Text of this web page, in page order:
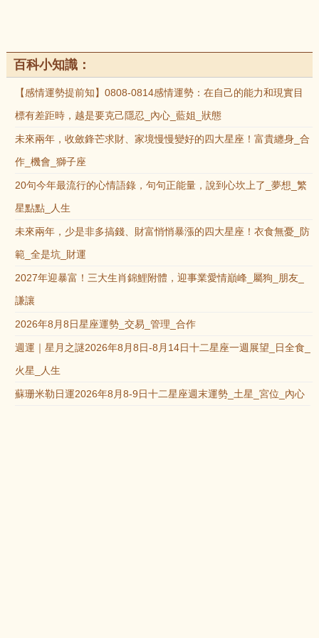
百科小知識：
【感情運勢提前知】0808-0814感情運勢：在自己的能力和現實目
標有差距時，越是要克己隱忍_內心_藍姐_狀態
未來兩年，收斂鋒芒求財、家境慢慢變好的四大星座！富貴纏身_合
作_機會_獅子座
20句今年最流行的心情語錄，句句正能量，說到心坎上了_夢想_繁
星點點_人生
未來兩年，少是非多搞錢、財富悄悄暴漲的四大星座！衣食無憂_防
範_全是坑_財運
2027年迎暴富！三大生肖錦鯉附體，迎事業愛情巔峰_屬狗_朋友_
謙讓
2026年8月8日星座運勢_交易_管理_合作
週運｜星月之謎2026年8月8日-8月14日十二星座一週展望_日全食_
火星_人生
蘇珊米勒日運2026年8月8-9日十二星座週末運勢_土星_宮位_內心